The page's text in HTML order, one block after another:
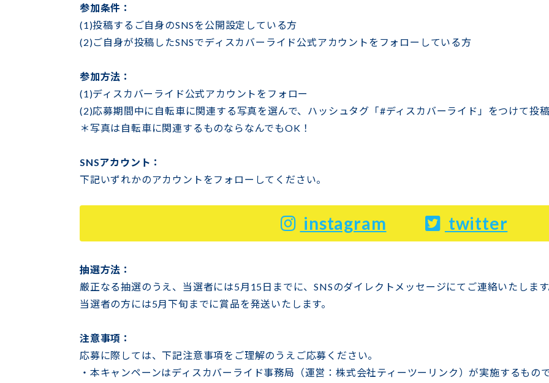
参加条件：
(1)投稿するご自身のSNSを公開設定している方
(2)ご自身が投稿したSNSでディスカバーライド公式アカウントをフォローしている方
参加方法：
(1)ディスカバーライド公式アカウントをフォロー
(2)応募期間中に自転車に関連する写真を選んで、ハッシュタグ「#ディスカバーライド」をつけて
＊写真は自転車に関連するものならなんでもOK！
SNSアカウント：
下記いずれかのアカウントをフォローしてください。
instagram twitter
抽選方法：
厳正なる抽選のうえ、当選者には5月15日までに、SNSのダイレクトメッセージにてご連絡いたしま
当選者の方には5月下旬までに賞品を発送いたします。
注意事項：
応募に際しては、下記注意事項をご理解のうえご応募ください。
・本キャンペーンはディスカバーライド事務局（運営：株式会社ティーツーリンク）が実施するもの